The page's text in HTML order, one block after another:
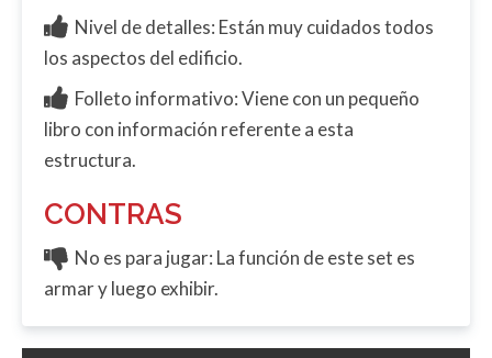
Nivel de detalles: Están muy cuidados todos
los aspectos del edificio.
Folleto informativo: Viene con un pequeño
libro con información referente a esta
estructura.
CONTRAS
No es para jugar: La función de este set es
armar y luego exhibir.